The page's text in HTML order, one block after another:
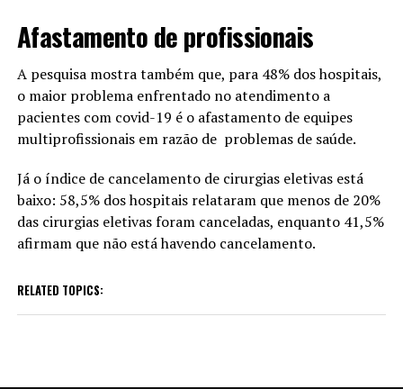
Afastamento de profissionais
A pesquisa mostra também que, para 48% dos hospitais,
o maior problema enfrentado no atendimento a
pacientes com covid-19 é o afastamento de equipes
multiprofissionais em razão de problemas de saúde.
Já o índice de cancelamento de cirurgias eletivas está
baixo: 58,5% dos hospitais relataram que menos de 20%
das cirurgias eletivas foram canceladas, enquanto 41,5%
afirmam que não está havendo cancelamento.
RELATED TOPICS: